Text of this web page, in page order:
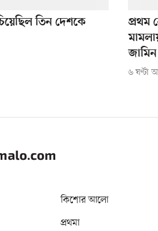
তিন দেশকে
প্রথম
জামিন
৬ ঘণ্টা
কিশোর আলো
প্রথমা